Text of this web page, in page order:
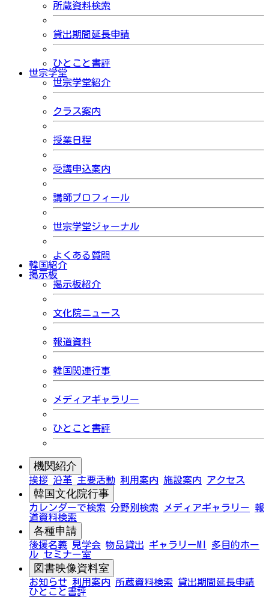
所蔵資料検索
貸出期間延長申請
ひとこと書評
世宗学堂
世宗学堂紹介
クラス案内
授業日程
受講申込案内
講師プロフィール
世宗学堂ジャーナル
よくある質問
韓国紹介
掲示板
掲示板紹介
文化院ニュース
報道資料
韓国関連行事
メディアギャラリー
ひとこと書評
機関紹介
挨拶 沿革 主要活動 利用案内 施設案内 アクセス
韓国文化院行事
カレンダーで検索 分野別検索 メディアギャラリー 報
道資料検索
各種申請
後援名義 見学会 物品貸出 ギャラリーMI
多目的ホー
ル セミナー室
図書映像資料室
お知らせ 利用案内 所蔵資料検索
貸出期間延長申請
ひとこと書評